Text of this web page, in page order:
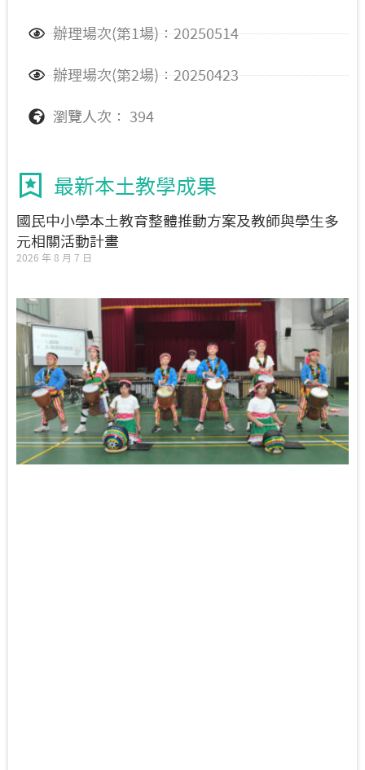
辦理場次(第1場)：20250514
辦理場次(第2場)：20250423
瀏覽人次： 394
最新本土教學成果
國民中小學本土教育整體推動方案及教師與學生多
元相關活動計畫
2026 年 8 月 7 日